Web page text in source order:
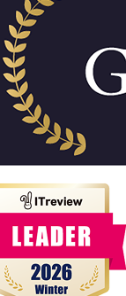
の想い
の想い